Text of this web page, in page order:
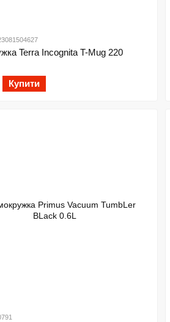
Terra Incognita T-Mug 220
Купити